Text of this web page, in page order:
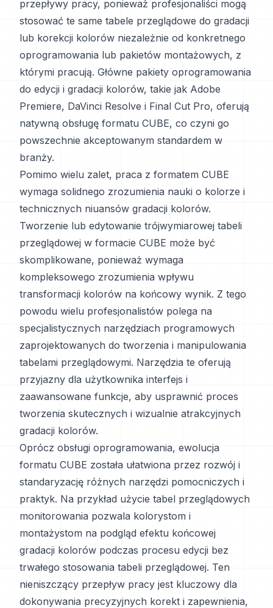
przepływy pracy, ponieważ profesjonaliści mogą
stosować te same tabele przeglądowe do gradacji
lub korekcji kolorów niezależnie od konkretnego
oprogramowania lub pakietów montażowych, z
którymi pracują. Główne pakiety oprogramowania
do edycji i gradacji kolorów, takie jak Adobe
Premiere, DaVinci Resolve i Final Cut Pro, oferują
natywną obsługę formatu CUBE, co czyni go
powszechnie akceptowanym standardem w
branży.
Pomimo wielu zalet, praca z formatem CUBE
wymaga solidnego zrozumienia nauki o kolorze i
technicznych niuansów gradacji kolorów.
Tworzenie lub edytowanie trójwymiarowej tabeli
przeglądowej w formacie CUBE może być
skomplikowane, ponieważ wymaga
kompleksowego zrozumienia wpływu
transformacji kolorów na końcowy wynik. Z tego
powodu wielu profesjonalistów polega na
specjalistycznych narzędziach programowych
zaprojektowanych do tworzenia i manipulowania
tabelami przeglądowymi. Narzędzia te oferują
przyjazny dla użytkownika interfejs i
zaawansowane funkcje, aby usprawnić proces
tworzenia skutecznych i wizualnie atrakcyjnych
gradacji kolorów.
Oprócz obsługi oprogramowania, ewolucja
formatu CUBE została ułatwiona przez rozwój i
standaryzację różnych narzędzi pomocniczych i
praktyk. Na przykład użycie tabel przeglądowych
monitorowania pozwala kolorystom i
montażystom na podgląd efektu końcowej
gradacji kolorów podczas procesu edycji bez
trwałego stosowania tabeli przeglądowej. Ten
nieniszczący przepływ pracy jest kluczowy dla
dokonywania precyzyjnych korekt i zapewnienia,